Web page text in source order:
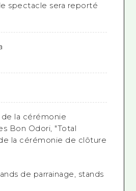
spectacle sera reporté
la cérémonie
Bon Odori, "Total
la cérémonie de clôture
de parrainage, stands